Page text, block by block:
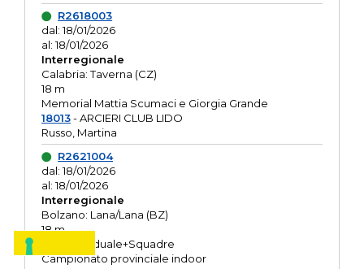
R2618003
dal: 18/01/2026
al: 18/01/2026
Interregionale
Calabria: Taverna (CZ)
18 m
Memorial Mattia Scumaci e Giorgia Grande
18013- ARCIERI CLUB LIDO
Russo, Martina
R2621004
dal: 18/01/2026
al: 18/01/2026
Interregionale
Bolzano: Lana/Lana (BZ)
18 m
O.R. Individuale+Squadre
Campionato provinciale indoor